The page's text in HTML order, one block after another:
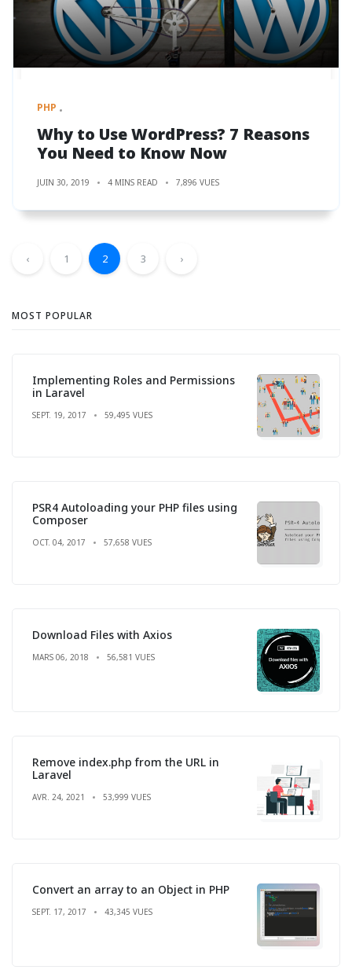
PHP
Why to Use WordPress? 7 Reasons
You Need to Know Now
JUIN 30, 2019 4 MINS READ 7,896 VUES
‹ 1 2 3 ›
MOST POPULAR
Implementing Roles and Permissions
in Laravel
SEPT. 19, 2017 59,495 VUES
PSR4 Autoloading your PHP files using
Composer
OCT. 04, 2017 57,658 VUES
Download Files with Axios
MARS 06, 2018 56,581 VUES
Remove index.php from the URL in
Laravel
AVR. 24, 2021 53,999 VUES
Convert an array to an Object in PHP
SEPT. 17, 2017 43,345 VUES